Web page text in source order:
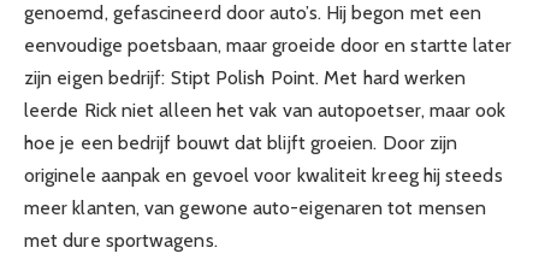
genoemd, gefascineerd door auto’s. Hij begon met een
eenvoudige poetsbaan, maar groeide door en startte later
zijn eigen bedrijf: Stipt Polish Point. Met hard werken
leerde Rick niet alleen het vak van autopoetser, maar ook
hoe je een bedrijf bouwt dat blijft groeien. Door zijn
originele aanpak en gevoel voor kwaliteit kreeg hij steeds
meer klanten, van gewone auto-eigenaren tot mensen
met dure sportwagens.